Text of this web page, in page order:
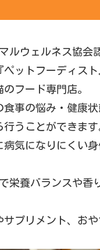
ルウェルネス協会
ットフーディスト
フード専門店。
事の悩み・健康
うことができます
病気になりにくい
養バランスや香
プリメント、お